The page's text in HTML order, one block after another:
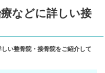
などに詳しい接
い整骨院・接骨院をご紹介して